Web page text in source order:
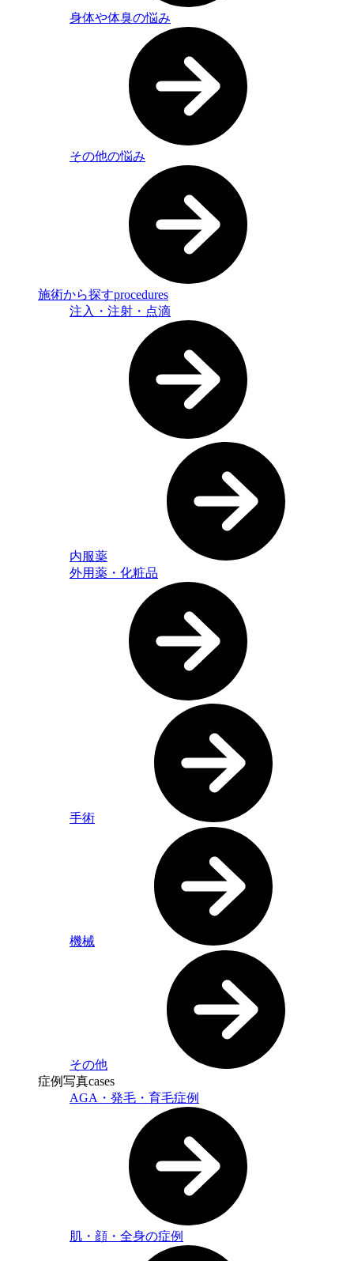
身体や体臭の悩み
その他の悩み
施術から探すprocedures
注入・注射・点滴
内服薬
外用薬・化粧品
手術
機械
その他
症例写真cases
AGA・発毛・育毛症例
肌・顔・全身の症例